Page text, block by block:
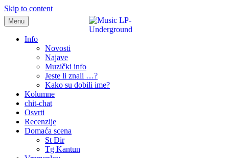
Skip to content
samo muzika i …..
Menu
Info
Novosti
Najave
Muzički info
Jeste li znali …?
Kako su dobili ime?
Kolumne
chit-chat
Osvrti
Recenzije
Domaća scena
St Đir
Tg Kantun